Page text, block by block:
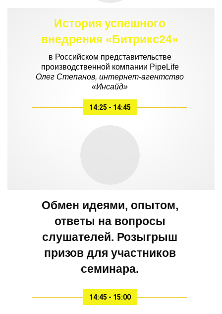
14:25 - 14:45
История успешного
внедрения «Битрикс24»
в Российском представительстве
производственной компании PipeLife
Олег Степанов, интернет-агентство
«Инсайд»
14:45 - 15:00
Обмен идеями, опытом,
ответы на вопросы
слушателей. Розыгрыш
призов для участников
семинара.